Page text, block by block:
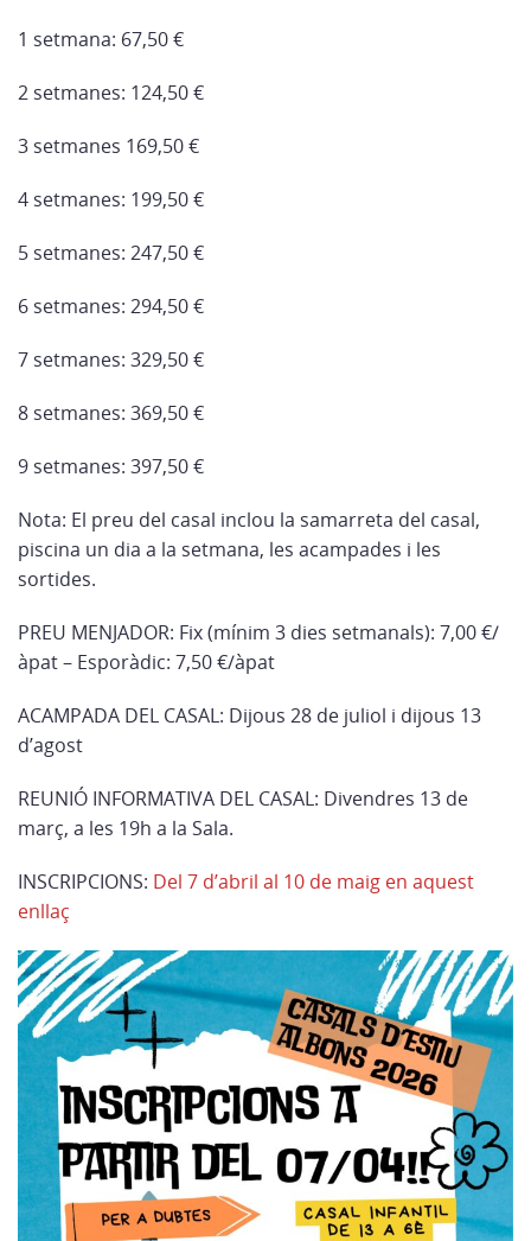
1 setmana: 67,50 €
2 setmanes: 124,50 €
3 setmanes 169,50 €
4 setmanes: 199,50 €
5 setmanes: 247,50 €
6 setmanes: 294,50 €
7 setmanes: 329,50 €
8 setmanes: 369,50 €
9 setmanes: 397,50 €
Nota: El preu del casal inclou la samarreta del casal,
piscina un dia a la setmana, les acampades i les
sortides.
PREU MENJADOR: Fix (mínim 3 dies setmanals): 7,00 €/
àpat – Esporàdic: 7,50 €/àpat
ACAMPADA DEL CASAL: Dijous 28 de juliol i dijous 13
d’agost
REUNIÓ INFORMATIVA DEL CASAL: Divendres 13 de
març, a les 19h a la Sala.
INSCRIPCIONS: Del 7 d’abril al 10 de maig en aquest
enllaç